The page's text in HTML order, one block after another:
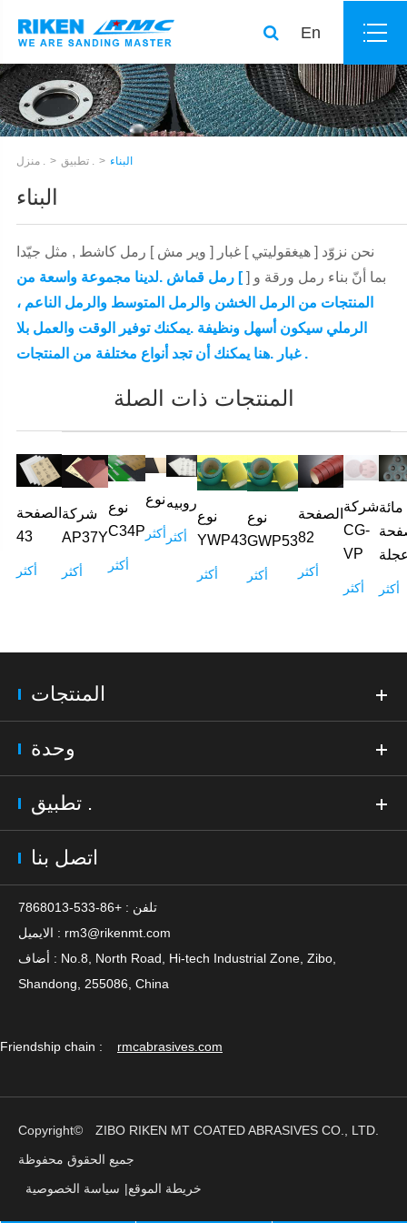
En
منزل . تطبيق . البناء
البناء
نحن نزوّد [ هيغقوليتي ] غبار [ وير مش ] رمل كاشط , مثل جيّدا
بما أنّ بناء رمل ورقة و [] رمل قماش .لدينا مجموعة واسعة من
المنتجات من الرمل الخشن والرمل المتوسط والرمل الناعم ،
الرملي سيكون أسهل ونظيفة .يمكنك توفير الوقت والعمل بلا
غبار .هنا يمكنك أن تجد أنواع مختلفة من المنتجات .
المنتجات ذات الصلة
الصفحة
43
أكثر
شركة
AP37Y
أكثر
نوع
C34P
أكثر
نوع
أكثر
روبيه
أكثر
نوع
YWP43
أكثر
نوع
GWP53
أكثر
الصفحة
82
أكثر
شركة
CG-
VP
أكثر
مائة
أكثر
المنتجات
وحدة
تطبيق .
اتصل بنا
تلفن : +86-533-7868013
الايميل : rm3@rikenmt.com
أضاف : No.8, North Road, Hi-tech Industrial Zone, Zibo,
Shandong, 255086, China
Friendship chain : rmcabrasives.com
Copyright©
ZIBO RIKEN MT COATED ABRASIVES CO., LTD.
جميع الحقوق محفوظة
خريطة الموقع| سياسة الخصوصية